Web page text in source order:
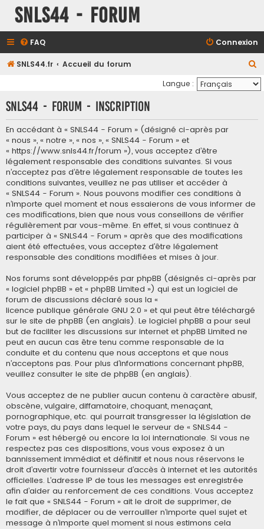
SNLS44 - Forum
FAQ Connexion
SNLS44.fr Accueil du forum
e
c
Langue :
SNLS44 - Forum - Inscription
En accédant à « SNLS44 - Forum » (désigné ci-après par
« nous », « notre », « nos », « SNLS44 - Forum » et
« https://www.snls44.fr/forum »), vous acceptez d’être
légalement responsable des conditions suivantes. Si vous
n’acceptez pas d’être légalement responsable de toutes les
conditions suivantes, veuillez ne pas utiliser et accéder à
« SNLS44 - Forum ». Nous pouvons modifier ces conditions à
n’importe quel moment et nous essaierons de vous informer de
ces modifications, bien que nous vous conseillons de vérifier
régulièrement par vous-même. En effet, si vous continuez à
participer à « SNLS44 - Forum » après que des modifications
aient été effectuées, vous acceptez d’être légalement
responsable des conditions modifiées et mises à jour.
Nos forums sont développés par phpBB (désignés ci-après par
« logiciel phpBB » et « phpBB Limited ») qui est un logiciel de
forum de discussions déclaré sous la «
licence publique générale GNU 2.0 » et qui peut être téléchargé
sur le site de phpBB (en anglais). Le logiciel phpBB a pour seul
but de faciliter les discussions sur internet et phpBB Limited ne
peut en aucun cas être tenu comme responsable de la
conduite et du contenu que nous acceptons et que nous
n’acceptons pas. Pour plus d’informations concernant phpBB,
veuillez consulter le site de phpBB (en anglais).
Vous acceptez de ne publier aucun contenu à caractère abusif,
obscène, vulgaire, diffamatoire, choquant, menaçant,
pornographique, etc. qui pourrait transgresser la législation de
votre pays, du pays dans lequel le serveur de « SNLS44 -
Forum » est hébergé ou encore la loi internationale. Si vous ne
respectez pas ces dispositions, vous vous exposez à un
bannissement immédiat et définitif et nous nous réservons le
droit d’avertir votre fournisseur d’accès à internet et les autorités
officielles. L’adresse IP de tous les messages est enregistrée
afin d’aider au renforcement de ces conditions. Vous acceptez
le fait que « SNLS44 - Forum » ait le droit de supprimer, de
modifier, de déplacer ou de verrouiller n’importe quel sujet et
message à n’importe quel moment si nous estimons cela